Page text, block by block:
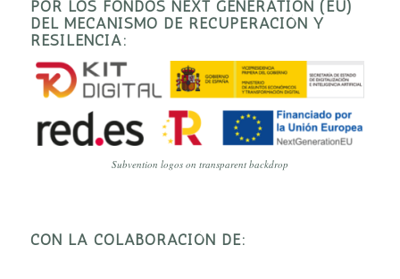
POR LOS FONDOS NEXT GENERATION (EU)
DEL MECANISMO DE RECUPERACIÓN Y
RESILENCIA:
Subvention logos on transparent backdrop
CON LA COLABORACIÓN DE: